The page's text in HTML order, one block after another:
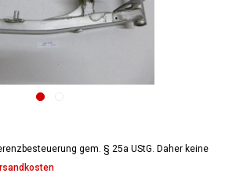
gem. § 25a UStG. Daher keine